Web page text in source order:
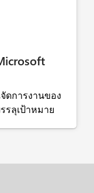
ดการงานของ
ลุเป้าหมาย